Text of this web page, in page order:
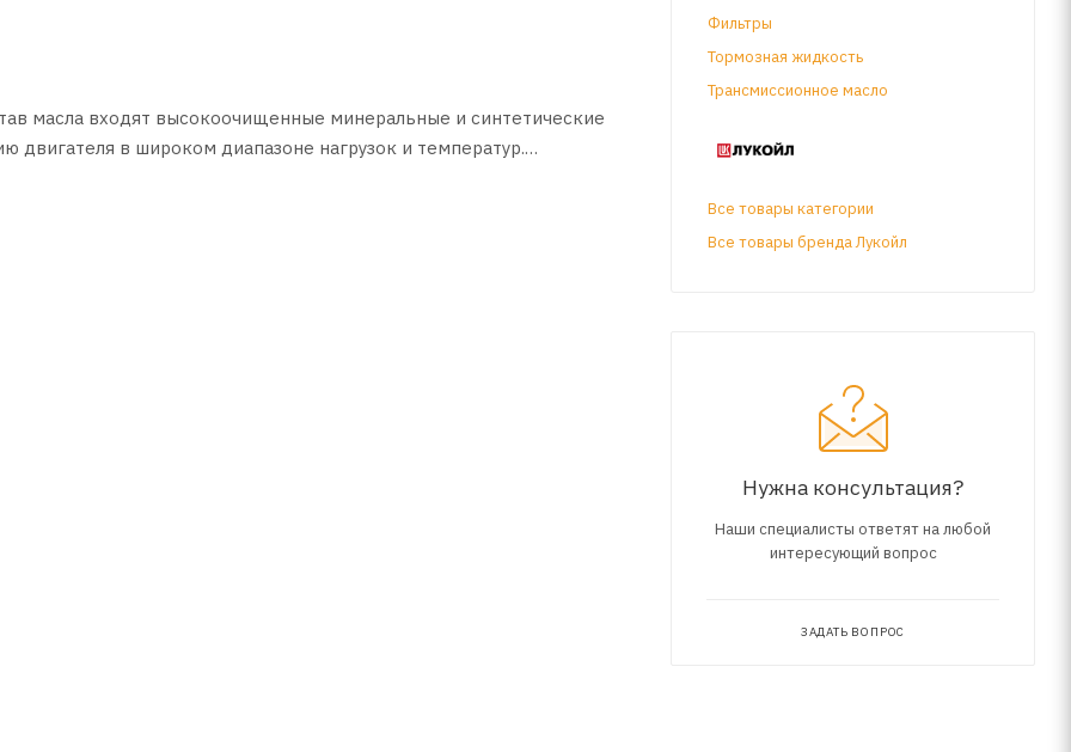
масла входят высокоочищенные минеральные и синтетические
в широком диапазоне нагрузок и температур.
Фильтры
Тормозная жидкость
Трансмиссионное масло
Все товары категории
Все товары бренда Лукойл
Нужна консультация?
Наши специалисты ответят на любой
интересующий вопрос
ЗАДАТЬ ВОПРОС